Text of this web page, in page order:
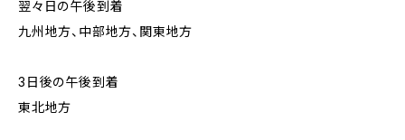
翌々日の午後到着
九州地方、中部地方、関東地方
3日後の午後到着
東北地方